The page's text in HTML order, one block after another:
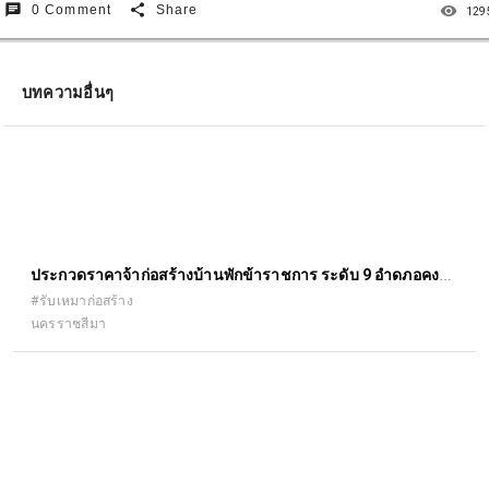
chat 0 Comment share Share remove_red_eye
บทความอื่นๆ
ประกวดราคาจ้าก่อสร้างบ้านพักข้าราชการ ระดับ 9 อำดภอคง
จังหวัดนครราชสีมา
#รับเหมาก่อสร้าง
นครราชสีมา